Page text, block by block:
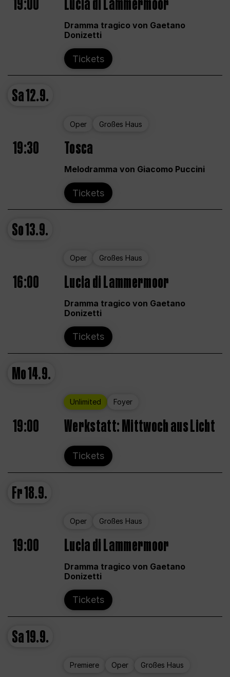
Dramma tragico von Gaetano
Donizetti
Tickets
Sa12.9.
Oper Großes Haus
19:30 Tosca
Melodramma von Giacomo Puccini
Tickets
So13.9.
Oper Großes Haus
16:00 Lucia di Lammermoor
Dramma tragico von Gaetano
Donizetti
Tickets
Mo14.9.
Unlimited Foyer
19:00 Werkstatt: Mittwoch aus Licht
Tickets
Fr18.9.
Oper Großes Haus
19:00 Lucia di Lammermoor
Dramma tragico von Gaetano
Donizetti
Tickets
Sa19.9.
Premiere Oper Großes Haus